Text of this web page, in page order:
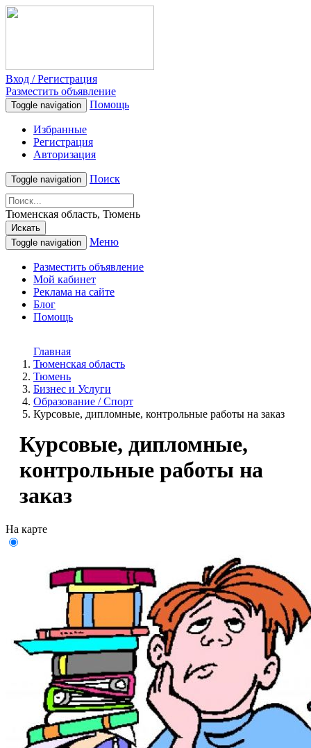
Вход / Регистрация
Разместить объявление
Toggle navigation Помощь
Избранные
Регистрация
Авторизация
Toggle navigation Поиск
Тюменская область, Тюмень
Искать
Toggle navigation
Меню
Разместить объявление
Мой кабинет
Реклама на сайте
Блог
Помощь
Главная
Тюменская область
Тюмень
Бизнес и Услуги
Образование / Спорт
Курсовые, дипломные, контрольные работы на заказ
Курсовые, дипломные,
контрольные работы на
заказ
На карте